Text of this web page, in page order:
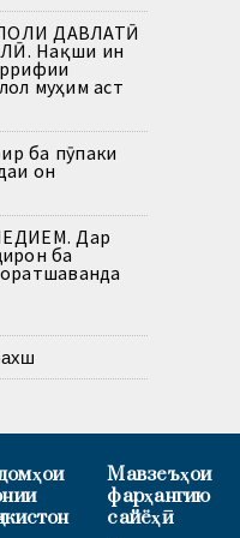
ДАВЛАТӢ
Нақши ин
муҳим аст
ба пӯпаки
он
Дар
ба
Мавзеъҳои
фарҳангию
сайёҳӣ